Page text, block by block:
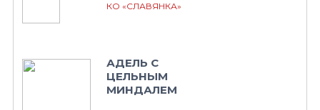
КО «СЛАВЯНКА»
АДЕЛЬ С
ЦЕЛЬНЫМ
МИНДАЛЕМ